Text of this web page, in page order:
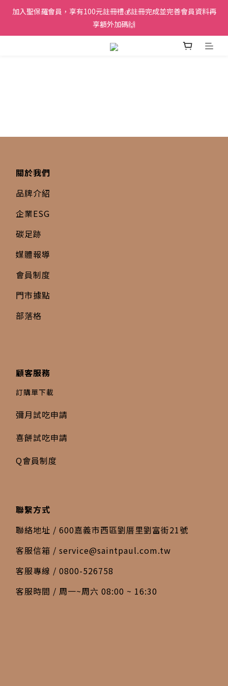
加入聖保羅會員，享有100元註冊禮💰註冊完成並完善會員資料再
享額外加碼🙌
關於我們
品牌介紹
企業ESG
碳足跡
媒體報導
會員制度
門市據點
部落格
顧客服務
訂購單下載
彌月試吃申請
喜餅試吃申請
Q會員制度
聯繫方式
聯絡地址 / 600嘉義市西區劉厝里劉富街21號
客服信箱 / service@saintpaul.com.tw
客服專線 / 0800-526758
客服時間 / 周一~周六 08:00 ~ 16:30